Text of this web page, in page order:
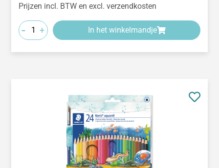
Prijzen incl. BTW en excl. verzendkosten
- + In het winkelmandje